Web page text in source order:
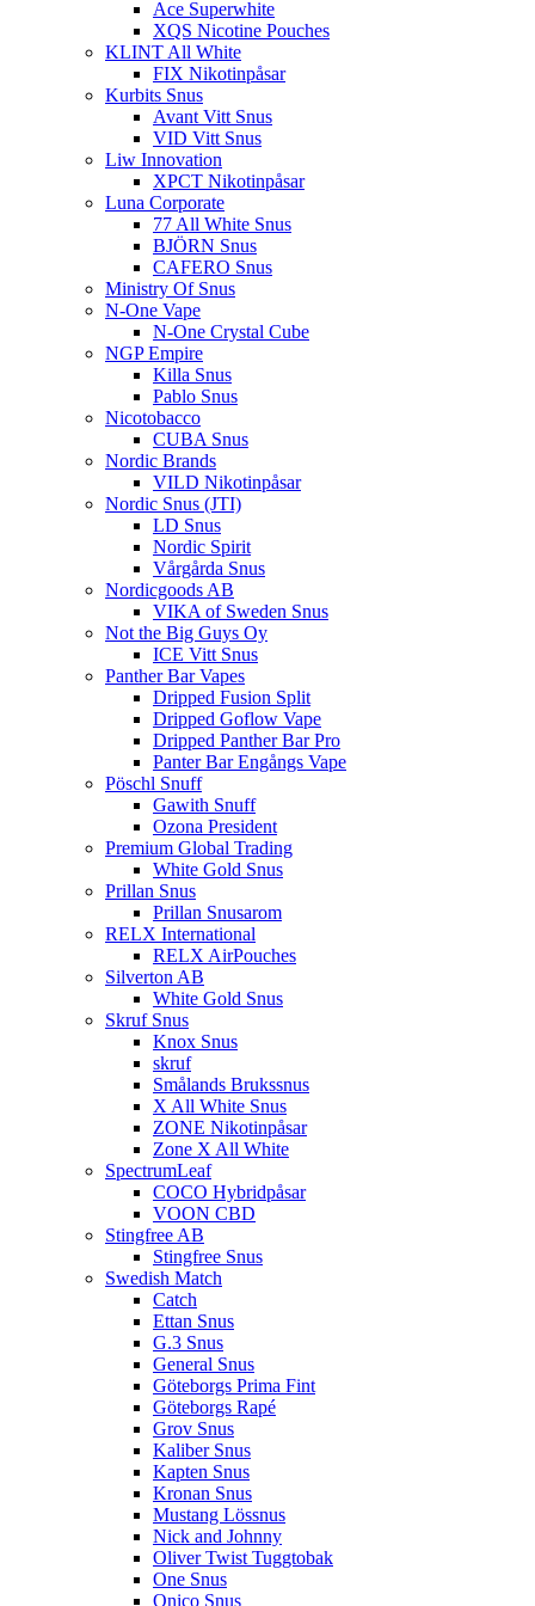
Ace Superwhite
XQS Nicotine Pouches
KLINT All White
FIX Nikotinpåsar
Kurbits Snus
Avant Vitt Snus
VID Vitt Snus
Liw Innovation
XPCT Nikotinpåsar
Luna Corporate
77 All White Snus
BJÖRN Snus
CAFERO Snus
Ministry Of Snus
N-One Vape
N-One Crystal Cube
NGP Empire
Killa Snus
Pablo Snus
Nicotobacco
CUBA Snus
Nordic Brands
VILD Nikotinpåsar
Nordic Snus (JTI)
LD Snus
Nordic Spirit
Vårgårda Snus
Nordicgoods AB
VIKA of Sweden Snus
Not the Big Guys Oy
ICE Vitt Snus
Panther Bar Vapes
Dripped Fusion Split
Dripped Goflow Vape
Dripped Panther Bar Pro
Panter Bar Engångs Vape
Pöschl Snuff
Gawith Snuff
Ozona President
Premium Global Trading
White Gold Snus
Prillan Snus
Prillan Snusarom
RELX International
RELX AirPouches
Silverton AB
White Gold Snus
Skruf Snus
Knox Snus
skruf
Smålands Brukssnus
X All White Snus
ZONE Nikotinpåsar
Zone X All White
SpectrumLeaf
COCO Hybridpåsar
VOON CBD
Stingfree AB
Stingfree Snus
Swedish Match
Catch
Ettan Snus
G.3 Snus
General Snus
Göteborgs Prima Fint
Göteborgs Rapé
Grov Snus
Kaliber Snus
Kapten Snus
Kronan Snus
Mustang Lössnus
Nick and Johnny
Oliver Twist Tuggtobak
One Snus
Onico Snus